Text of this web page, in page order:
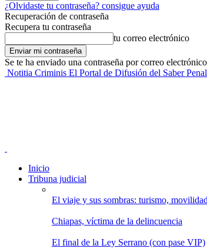
¿Olvidaste tu contraseña? consigue ayuda
Recuperación de contraseña
Recupera tu contraseña
tu correo electrónico
Se te ha enviado una contraseña por correo
Notitia Criminis El Portal de Difusión del Saber Penal
Inicio
Tribuna judicial
El viaje y sus sombras: turismo,
Chiapas, víctima de la delincuencia
El final de la Ley Serrano (con pase VIP)